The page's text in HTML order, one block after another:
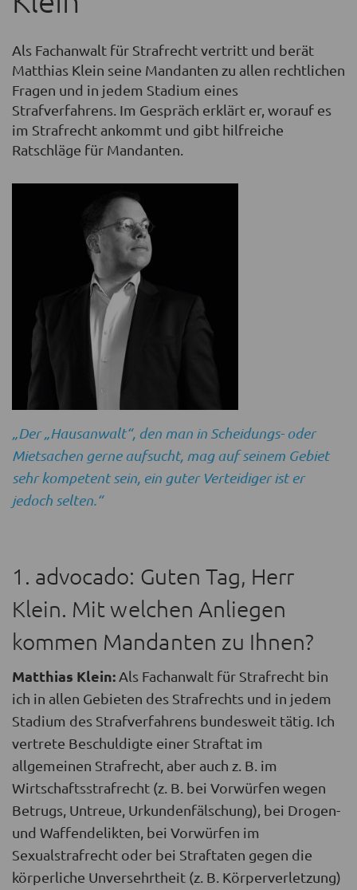
Als Fachanwalt für Strafrecht vertritt und berät
Matthias Klein seine Mandanten zu allen rechtlichen
Fragen und in jedem Stadium eines
Strafverfahrens. Im Gespräch erklärt er, worauf es
im Strafrecht ankommt und gibt hilfreiche
Ratschläge für Mandanten.
„Der „Hausanwalt“, den man in Scheidungs- oder
Mietsachen gerne aufsucht, mag auf seinem Gebiet
sehr kompetent sein, ein guter Verteidiger ist er
jedoch selten.“
1. advocado: Guten Tag, Herr
Klein. Mit welchen Anliegen
kommen Mandanten zu Ihnen?
Matthias Klein:Als Fachanwalt für Strafrecht bin
ich in allen Gebieten des Strafrechts und in jedem
Stadium des Strafverfahrens bundesweit tätig. Ich
vertrete Beschuldigte einer Straftat im
allgemeinen Strafrecht, aber auch z. B. im
Wirtschaftsstrafrecht (z. B. bei Vorwürfen wegen
Betrugs, Untreue, Urkundenfälschung), bei Drogen-
und Waffendelikten, bei Vorwürfen im
Sexualstrafrecht oder bei Straftaten gegen die
körperliche Unversehrtheit (z. B. Körperverletzung)